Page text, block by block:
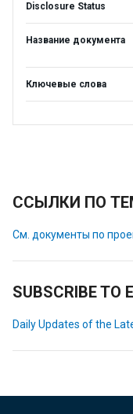
Disclosure Status
Название документа
Ключевые слова
ССЫЛКИ ПО
См. документы по
SUBSCRIBE TO
Daily Updates of the